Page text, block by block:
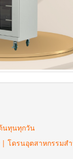
นทุนทุกวัน
โดรนอุตสาหกรรมส